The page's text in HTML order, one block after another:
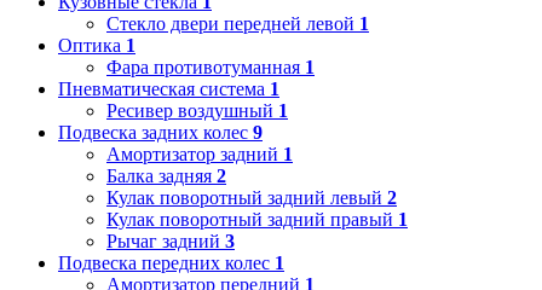
Стекло двери передней левой 1
Оптика 1
Фара противотуманная 1
Пневматическая система 1
Ресивер воздушный 1
Подвеска задних колес 9
Амортизатор задний 1
Балка задняя 2
Кулак поворотный задний левый 2
Кулак поворотный задний правый 1
Рычаг задний 3
Подвеска передних колес 1
Амортизатор передний 1